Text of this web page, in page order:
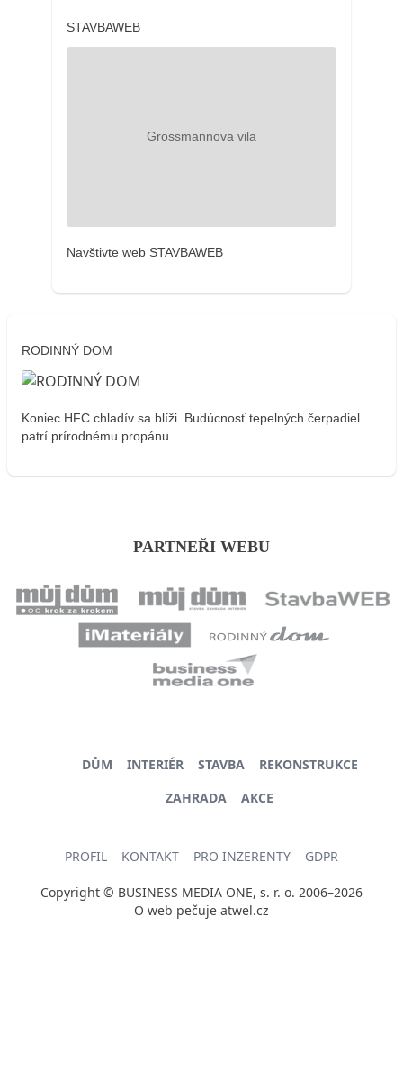
STAVBAWEB
Navštivte web STAVBAWEB
RODINNÝ DOM
Koniec HFC chladív sa blíži. Budúcnosť tepelných čerpadiel
patrí prírodnému propánu
PARTNEŘI WEBU
DŮM INTERIÉR STAVBA
REKONSTRUKCE
ZAHRADA
AKCE
PROFIL KONTAKT PRO INZERENTY GDPR
Copyright © BUSINESS MEDIA ONE, s. r. o. 2006–2026